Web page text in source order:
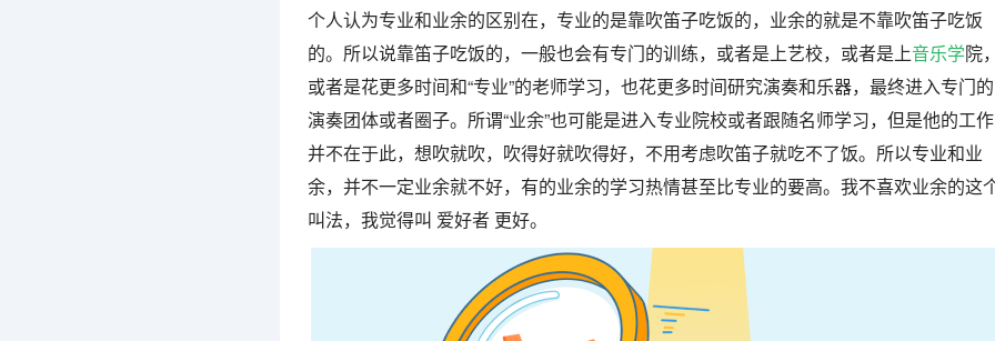
个人认为专业和业余的区别在，专业的是靠吹笛子吃饭的，业余的就是不靠吹笛子吃饭
的。所以说靠笛子吃饭的，一般也会有专门的训练，或者是上艺校，或者是上音乐学院
或者是花更多时间和“专业”的老师学习，也花更多时间研究演奏和乐器，最终进入专门的
演奏团体或者圈子。所谓“业余”也可能是进入专业院校或者跟随名师学习，但是他的工作
并不在于此，想吹就吹，吹得好就吹得好，不用考虑吹笛子就吃不了饭。所以专业和业
余，并不一定业余就不好，有的业余的学习热情甚至比专业的要高。我不喜欢业余的这
叫法，我觉得叫 爱好者 更好。